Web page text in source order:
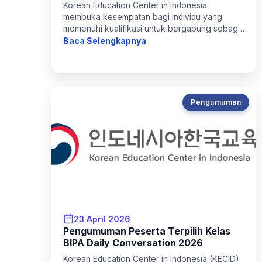
Korean Education Center in Indonesia
membuka kesempatan bagi individu yang
memenuhi kualifikasi untuk bergabung sebagai
Pengajar Persiapan Ujian TOPIK (Test of
Baca Selengkapnya
Pengumuman
23 April 2026
Pengumuman Peserta Terpilih Kelas
BIPA Daily Conversation 2026
Korean Education Center in Indonesia (KECID)